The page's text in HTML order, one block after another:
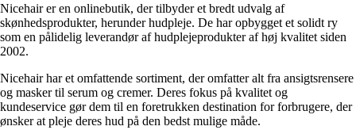
Nicehair er en onlinebutik, der tilbyder et bredt udvalg af
skønhedsprodukter, herunder hudpleje. De har opbygget et solidt ry
som en pålidelig leverandør af hudplejeprodukter af høj kvalitet siden
2002.
Nicehair har et omfattende sortiment, der omfatter alt fra ansigtsrensere
og masker til serum og cremer. Deres fokus på kvalitet og
kundeservice gør dem til en foretrukken destination for forbrugere, der
ønsker at pleje deres hud på den bedst mulige måde.